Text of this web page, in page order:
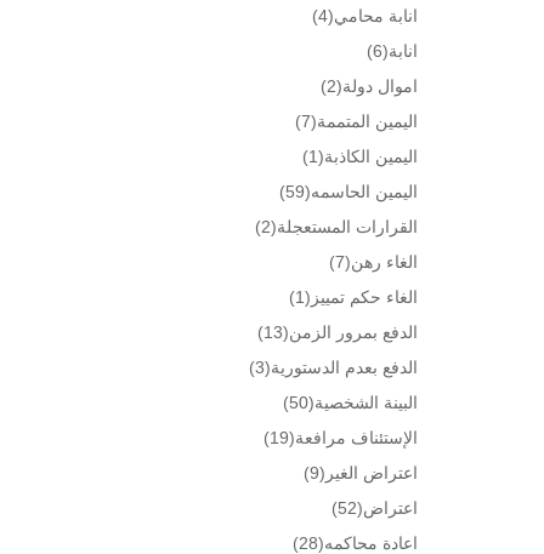
انابة محامي(4)
انابة(6)
اموال دولة(2)
اليمين المتممة(7)
اليمين الكاذبة(1)
اليمين الحاسمه(59)
القرارات المستعجلة(2)
الغاء رهن(7)
الغاء حكم تمييز (1)
الدفع بمرور الزمن(13)
الدفع بعدم الدستورية(3)
البينة الشخصية(50)
الإستئناف مرافعة(19)
اعتراض الغير (9)
اعتراض(52)
اعادة محاكمه(28)